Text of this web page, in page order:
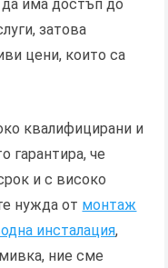
има достъп до
затова
цени, които са
квалифицирани и
гарантира, че
и с високо
нужда от монтаж
инсталация,
ние сме